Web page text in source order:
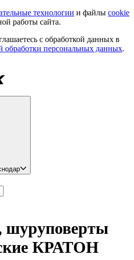
технологии и файлы cookie
работы сайта.
с обработкой данных в
обработки персональных данных.
шуруповерты
КРАТОН